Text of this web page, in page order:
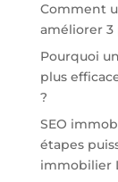
Comment
améliorer 3
Pourquoi
plus
?
SEO
étapes
immobilier